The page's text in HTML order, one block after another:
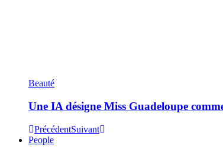
Beauté
Une IA désigne Miss Guadeloupe
PrécédentSuivant
People